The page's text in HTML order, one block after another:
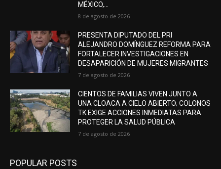
MÉXICO,...
8 de agosto de 2026
PRESENTA DIPUTADO DEL PRI
ALEJANDRO DOMÍNGUEZ REFORMA PARA
FORTALECER INVESTIGACIONES EN
DESAPARICIÓN DE MUJERES MIGRANTES
7 de agosto de 2026
CIENTOS DE FAMILIAS VIVEN JUNTO A
UNA CLOACA A CIELO ABIERTO; COLONOS
TK EXIGE ACCIONES INMEDIATAS PARA
PROTEGER LA SALUD PÚBLICA
7 de agosto de 2026
POPULAR POSTS